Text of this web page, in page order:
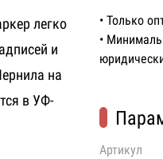
легко
и
на
в УФ-
• Только
•
Артикул